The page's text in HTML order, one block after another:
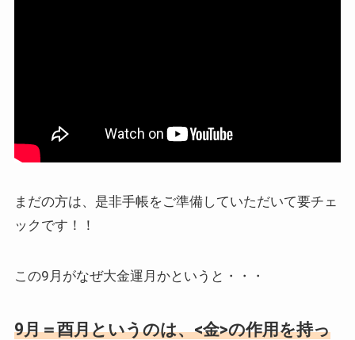
まだの方は、是非手帳をご準備していただいて要チェ
ックです！！
この9月がなぜ大金運月かというと・・・
9月＝酉月というのは、<金>の作用を持っ